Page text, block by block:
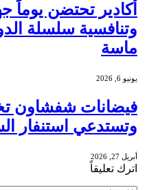
أكادير تحتضن يوماً
وتنافسية سلسلة
ماسة
يونيو 6, 2026
فيضانات شفشاون
وتستدعي استنفار
أبريل 27, 2026
اترك تعليقاً